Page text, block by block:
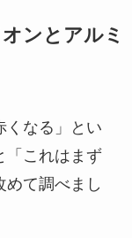
ンとアルミ
くなる」とい
「これはまず
めて調べまし